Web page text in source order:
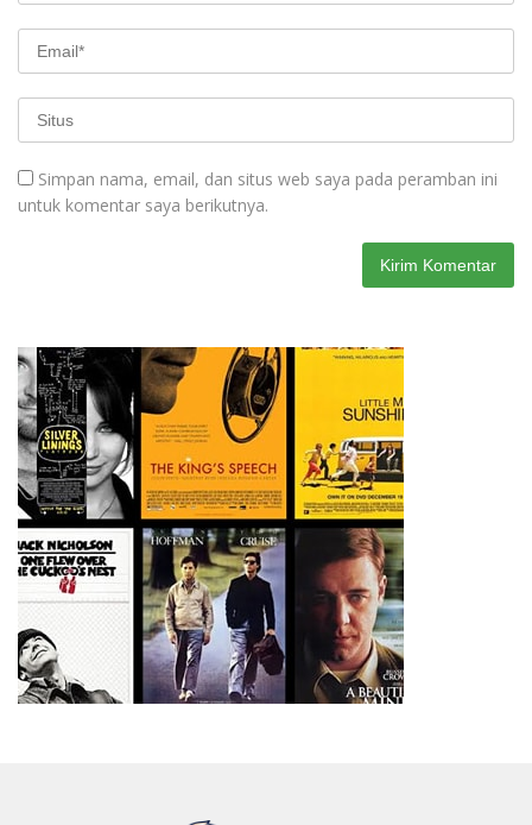
Simpan nama, email, dan situs web saya pada peramban ini
untuk komentar saya berikutnya.